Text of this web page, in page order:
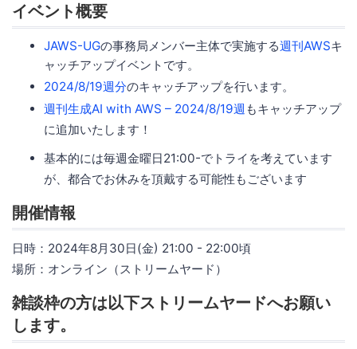
イベント概要
JAWS-UGの事務局メンバー主体で実施する週刊AWSキ
ャッチアップイベントです。
2024/8/19週分のキャッチアップを行います。
週刊生成AI with AWS – 2024/8/19週 もキャッチアップ
に追加いたします！
基本的には毎週金曜日21:00-でトライを考えています
が、都合でお休みを頂戴する可能性もございます
開催情報
日時：2024年8月30日(金) 21:00 - 22:00頃
場所：オンライン（ストリームヤード）
雑談枠の方は以下ストリームヤードへお願い
します。